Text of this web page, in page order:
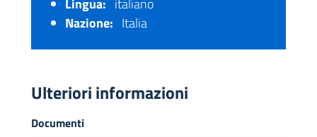
Lingua: italiano
Nazione: Italia
Ulteriori informazioni
Documenti